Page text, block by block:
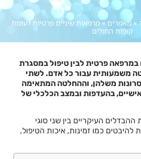
»מאמרים »מרפאות שיניים פרטיות לעומת
קופות החולים
במרפאה פרטית לבין טיפול במסגרת
משמעותית עבור כל אדם. לשתי
משלהן, וההחלטה המתאימה
בהעדפות ובמצב הכלכלי של
העיקריים בין שני סוגי
כמו זמינות, איכות הטיפול,